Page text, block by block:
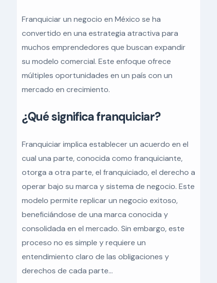
Franquiciar un negocio en México se ha
convertido en una estrategia atractiva para
muchos emprendedores que buscan expandir
su modelo comercial. Este enfoque ofrece
múltiples oportunidades en un país con un
mercado en crecimiento.
¿Qué significa franquiciar?
Franquiciar implica establecer un acuerdo en el
cual una parte, conocida como franquiciante,
otorga a otra parte, el franquiciado, el derecho a
operar bajo su marca y sistema de negocio. Este
modelo permite replicar un negocio exitoso,
beneficiándose de una marca conocida y
consolidada en el mercado. Sin embargo, este
proceso no es simple y requiere un
entendimiento claro de las obligaciones y
derechos de cada parte…